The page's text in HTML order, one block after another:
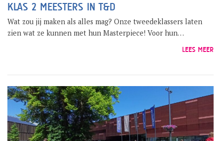
KLAS 2 MEESTERS IN T&D
Wat zou jij maken als alles mag? Onze tweedeklassers laten
zien wat ze kunnen met hun Masterpiece! Voor hun…
LEES MEER